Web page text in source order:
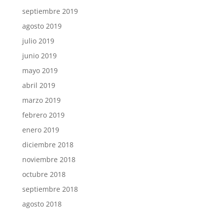
septiembre 2019
agosto 2019
julio 2019
junio 2019
mayo 2019
abril 2019
marzo 2019
febrero 2019
enero 2019
diciembre 2018
noviembre 2018
octubre 2018
septiembre 2018
agosto 2018